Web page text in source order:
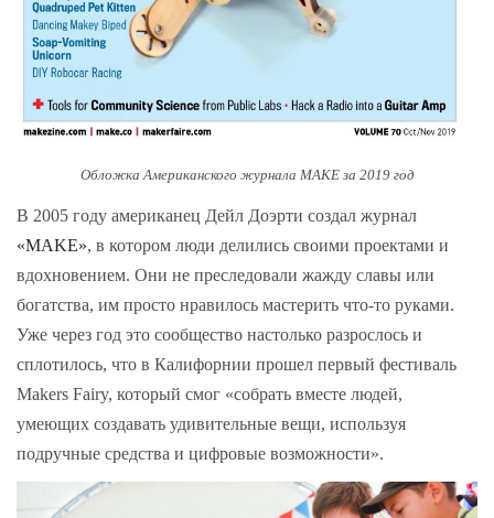
Обложка Американского журнала MAKE за 2019 год
В 2005 году американец Дейл Доэрти создал журнал
«MAKE», в котором люди делились своими проектами и
вдохновением. Они не преследовали жажду славы или
богатства, им просто нравилось мастерить что-то руками.
Уже через год это сообщество настолько разрослось и
сплотилось, что в Калифорнии прошел первый фестиваль
Makers Fairy, который смог «собрать вместе людей,
умеющих создавать удивительные вещи, используя
подручные средства и цифровые возможности».